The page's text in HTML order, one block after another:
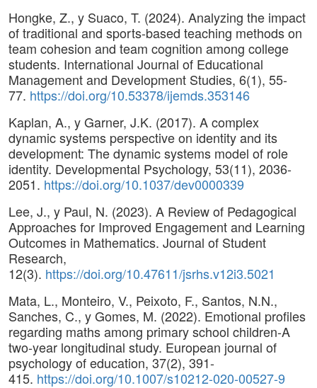
Hongke, Z., y Suaco, T. (2024). Analyzing the impact
of traditional and sports-based teaching methods on
team cohesion and team cognition among college
students. International Journal of Educational
Management and Development Studies, 6(1), 55-
77. https://doi.org/10.53378/ijemds.353146
Kaplan, A., y Garner, J.K. (2017). A complex
dynamic systems perspective on identity and its
development: The dynamic systems model of role
identity. Developmental Psychology, 53(11), 2036-
2051. https://doi.org/10.1037/dev0000339
Lee, J., y Paul, N. (2023). A Review of Pedagogical
Approaches for Improved Engagement and Learning
Outcomes in Mathematics. Journal of Student
Research,
12(3). https://doi.org/10.47611/jsrhs.v12i3.5021
Mata, L., Monteiro, V., Peixoto, F., Santos, N.N.,
Sanches, C., y Gomes, M. (2022). Emotional profiles
regarding maths among primary school children-A
two-year longitudinal study. European journal of
psychology of education, 37(2), 391-
415. https://doi.org/10.1007/s10212-020-00527-9